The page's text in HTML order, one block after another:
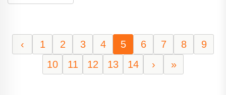
‹ 1 2 3 4 5 6 7 8
9
10
11 12 13 14 › »